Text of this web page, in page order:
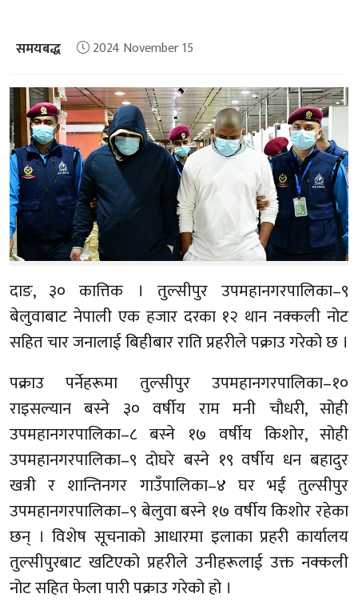
समयबद्ध 2024 November 15
दाङ, ३० कात्तिक । तुल्सीपुर उपमहानगरपालिका–९
बेलुवाबाट नेपाली एक हजार दरका १२ थान नक्कली नोट
सहित चार जनालाई बिहीबार राति प्रहरीले पक्राउ गरेको छ ।
पक्राउ पर्नेहरूमा तुल्सीपुर उपमहानगरपालिका–१०
राइसल्यान बस्ने ३० वर्षीय राम मनी चौधरी, सोही
उपमहानगरपालिका–८ बस्ने १७ वर्षीय किशोर, सोही
उपमहानगरपालिका–९ दोघरे बस्ने १९ वर्षीय धन बहादुर
खत्री र शान्तिनगर गाउँपालिका–४ घर भई तुल्सीपुर
उपमहानगरपालिका–९ बेलुवा बस्ने १७ वर्षीय किशोर रहेका
छन् । विशेष सूचनाको आधारमा इलाका प्रहरी कार्यालय
तुल्सीपुरबाट खटिएको प्रहरीले उनीहरूलाई उक्त नक्कली
नोट सहित फेला पारी पक्राउ गरेको हो ।